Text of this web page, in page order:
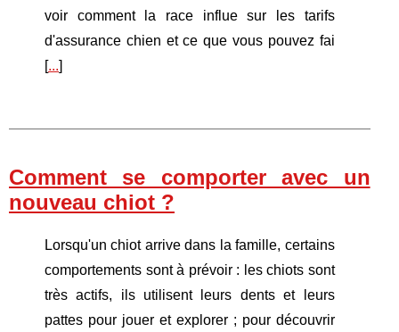
voir comment la race influe sur les tarifs
d'assurance chien et ce que vous pouvez fai
[...]
Comment se comporter avec un
nouveau chiot ?
Lorsqu'un chiot arrive dans la famille, certains
comportements sont à prévoir : les chiots sont
très actifs, ils utilisent leurs dents et leurs
pattes pour jouer et explorer ; pour découvrir